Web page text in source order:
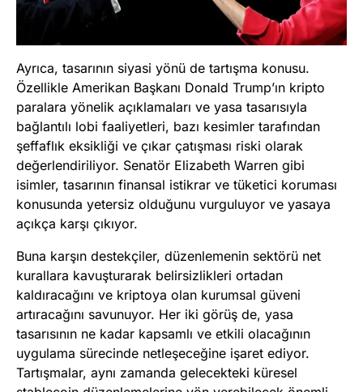
Ayrıca, tasarının siyasi yönü de tartışma konusu.
Özellikle Amerikan Başkanı Donald Trump’ın kripto
paralara yönelik açıklamaları ve yasa tasarısıyla
bağlantılı lobi faaliyetleri, bazı kesimler tarafından
şeffaflık eksikliği ve çıkar çatışması riski olarak
değerlendiriliyor. Senatör Elizabeth Warren gibi
isimler, tasarının finansal istikrar ve tüketici koruması
konusunda yetersiz olduğunu vurguluyor ve yasaya
açıkça karşı çıkıyor.
Buna karşın destekçiler, düzenlemenin sektörü net
kurallara kavuşturarak belirsizlikleri ortadan
kaldıracağını ve kriptoya olan kurumsal güveni
artıracağını savunuyor. Her iki görüş de, yasa
tasarısının ne kadar kapsamlı ve etkili olacağının
uygulama sürecinde netleşeceğine işaret ediyor.
Tartışmalar, aynı zamanda gelecekteki küresel